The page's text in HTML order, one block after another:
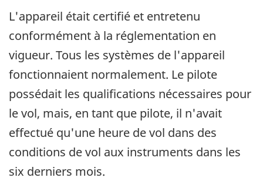
L'appareil était certifié et entretenu
conformément à la réglementation en
vigueur. Tous les systèmes de l'appareil
fonctionnaient normalement. Le pilote
possédait les qualifications nécessaires pour
le vol, mais, en tant que pilote, il n'avait
effectué qu'une heure de vol dans des
conditions de vol aux instruments dans les
six derniers mois.